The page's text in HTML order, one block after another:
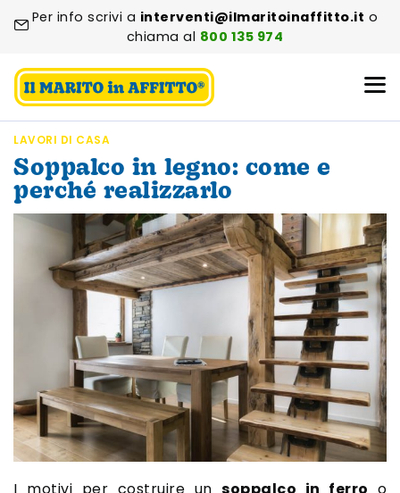
Per info scrivi a interventi@ilmaritoinaffitto.it o
chiama al 800 135 974
LAVORI DI CASA
Soppalco in legno: come e
perché realizzarlo